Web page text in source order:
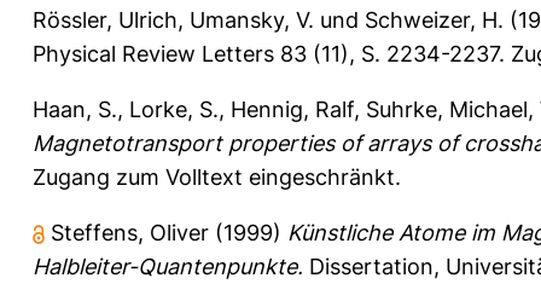
Rössler, Ulrich, Umansky, V. und Schweizer, H.
Physical Review Letters 83 (11), S. 2234-2237.
Haan, S., Lorke, S., Hennig, Ralf, Suhrke, Michael,
Magnetotransport properties of arrays of
Zugang zum Volltext eingeschränkt.
Steffens, Oliver (1999) Künstliche Atome im
Halbleiter-Quantenpunkte. Dissertation,